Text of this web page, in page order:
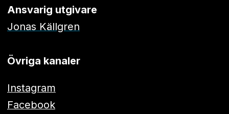
Ansvarig utgivare
Jonas Källgren
Övriga kanaler
Instagram
Facebook